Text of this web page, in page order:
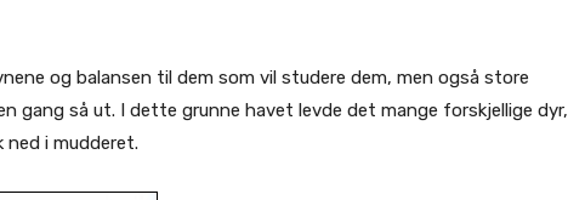
og balansen til dem som vil studere dem, men også store
gang så ut. I dette grunne havet levde det mange forskjellige dyr,
i mudderet.